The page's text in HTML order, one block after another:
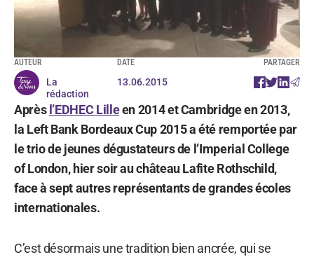
AUTEUR
La
rédaction
DATE
13.06.2015
PARTAGER
Après l’EDHEC Lilleen 2014 et Cambridge en 2013,
la Left Bank Bordeaux Cup 2015 a été remportée par
le trio de jeunes dégustateurs de l’Imperial College
of London, hier soir au château Lafite Rothschild,
face à sept autres représentants de grandes écoles
internationales.
C’est désormais une tradition bien ancrée, qui se